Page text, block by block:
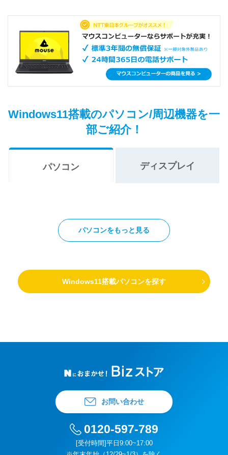
Windows11搭載のパソコン/周辺機器を一
部ご紹介！
パソコン ディスプレイ
パソコンをもっと見る
Windows11搭載パソコンを探す
お問い合わせ
0120-597-789
[受付時間]平日9:00~17:00